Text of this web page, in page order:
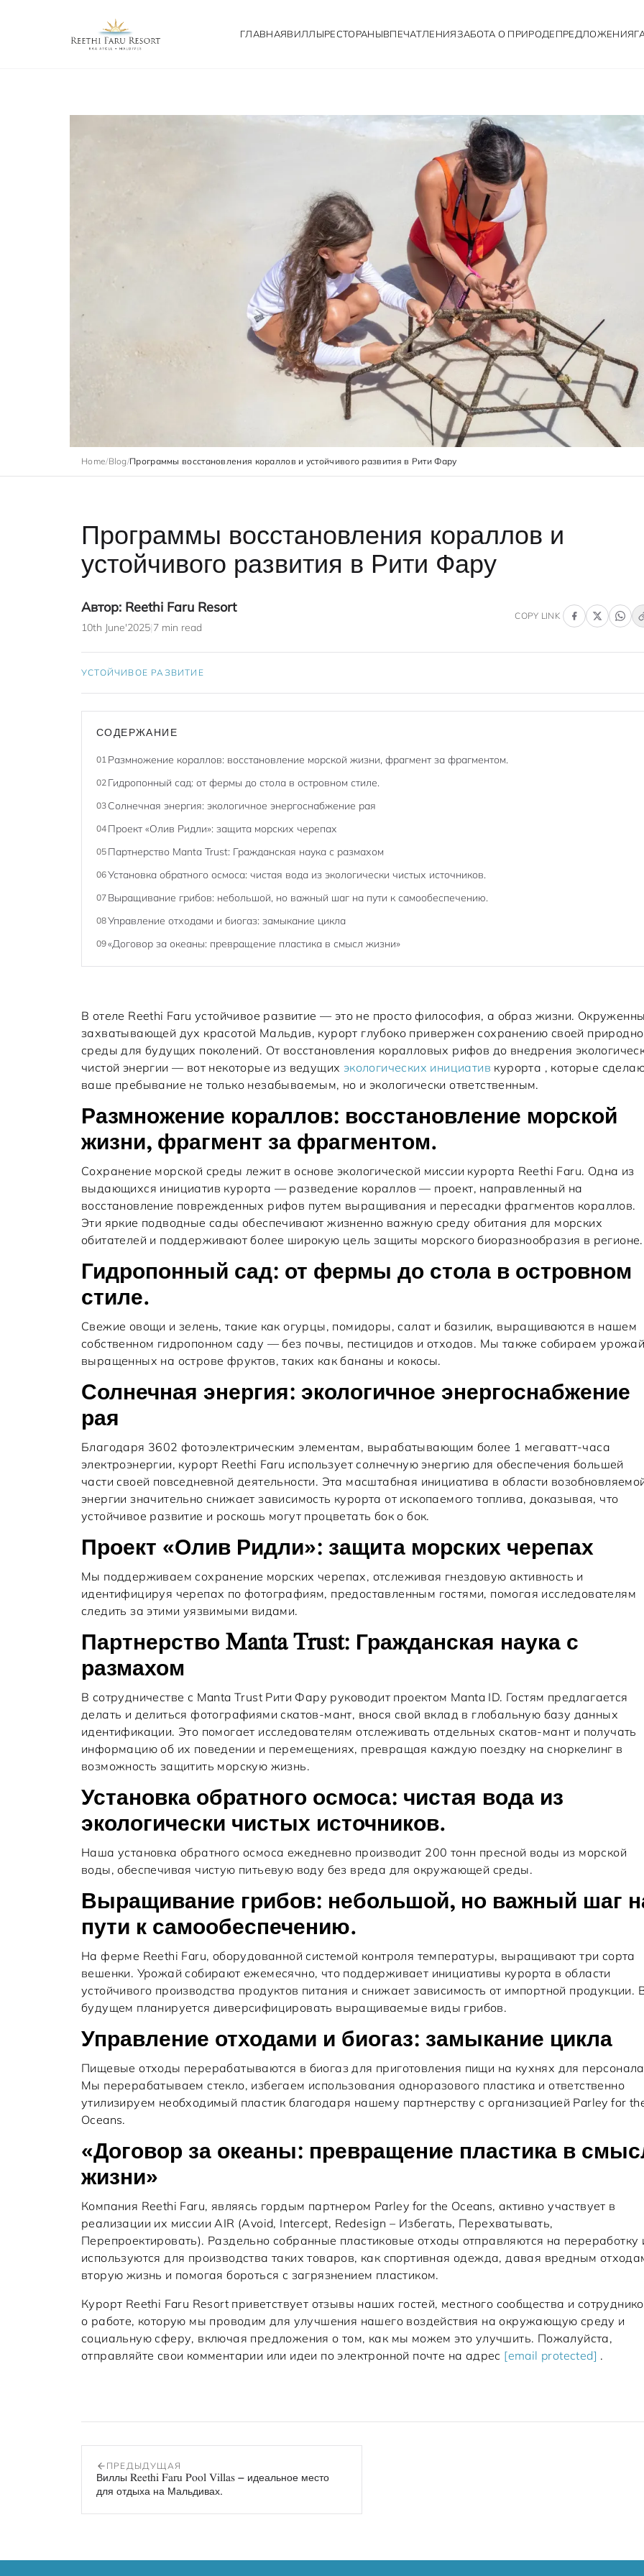
ГЛАВНАЯВИЛЛЫРЕСТОРАНЫВПЕЧАТЛЕНИЯЗАБОТА О ПРИРОДЕПРЕДЛОЖЕНИЯ
Home/Blog/Программы восстановления кораллов и устойчивого развития в Рити Фару
Программы восстановления кораллов и
устойчивого развития в Рити Фару
Автор: Reethi Faru Resort
10th June'2025|7 min read
COPY LINK
УСТОЙЧИВОЕ РАЗВИТИЕ
СОДЕРЖАНИЕ
01 Размножение кораллов: восстановление морской жизни, фрагмент за фрагментом.
02 Гидропонный сад: от фермы до стола в островном стиле.
03 Солнечная энергия: экологичное энергоснабжение рая
04 Проект «Олив Ридли»: защита морских черепах
05 Партнерство Manta Trust: Гражданская наука с размахом
06Установка обратного осмоса: чистая вода из экологически чистых источников.
07 Выращивание грибов: небольшой, но важный шаг на пути к самообеспечению.
08Управление отходами и биогаз: замыкание цикла
09«Договор за океаны: превращение пластика в смысл жизни»
В отеле Reethi Faru устойчивое развитие — это не просто философия, а образ жизни.
захватывающей дух красотой Мальдив, курорт глубоко привержен сохранению своей
среды для будущих поколений. От восстановления коралловых рифов до внедрения
чистой энергии — вот некоторые из ведущих экологических инициатив курорта , которые
ваше пребывание не только незабываемым, но и экологически ответственным.
Размножение кораллов: восстановление морской
жизни, фрагмент за фрагментом.
Сохранение морской среды лежит в основе экологической миссии курорта Reethi Faru. Одна из
выдающихся инициатив курорта — разведение кораллов — проект, направленный на
восстановление поврежденных рифов путем выращивания и пересадки фрагментов кораллов.
Эти яркие подводные сады обеспечивают жизненно важную среду обитания для морских
обитателей и поддерживают более широкую цель защиты морского биоразнообразия в регионе.
Гидропонный сад: от фермы до стола в островном
стиле.
Свежие овощи и зелень, такие как огурцы, помидоры, салат и базилик, выращиваются в нашем
собственном гидропонном саду — без почвы, пестицидов и отходов. Мы также собираем
выращенных на острове фруктов, таких как бананы и кокосы.
Солнечная энергия: экологичное энергоснабжение
рая
Благодаря 3602 фотоэлектрическим элементам, вырабатывающим более 1 мегаватт-часа
электроэнергии, курорт Reethi Faru использует солнечную энергию для обеспечения большей
части своей повседневной деятельности. Эта масштабная инициатива в области
энергии значительно снижает зависимость курорта от ископаемого топлива, доказывая, что
устойчивое развитие и роскошь могут процветать бок о бок.
Проект «Олив Ридли»: защита морских черепах
Мы поддерживаем сохранение морских черепах, отслеживая гнездовую активность и
идентифицируя черепах по фотографиям, предоставленным гостями, помогая исследователям
следить за этими уязвимыми видами.
Партнерство Manta Trust: Гражданская наука с
размахом
В сотрудничестве с Manta Trust Рити Фару руководит проектом Manta ID. Гостям предлагается
делать и делиться фотографиями скатов-мант, внося свой вклад в глобальную базу данных
идентификации. Это помогает исследователям отслеживать отдельных скатов-мант и получать
информацию об их поведении и перемещениях, превращая каждую поездку на сноркелинг в
возможность защитить морскую жизнь.
Установка обратного осмоса: чистая вода из
экологически чистых источников.
Наша установка обратного осмоса ежедневно производит 200 тонн пресной воды из морской
воды, обеспечивая чистую питьевую воду без вреда для окружающей среды.
Выращивание грибов: небольшой, но важный шаг
пути к самообеспечению.
На ферме Reethi Faru, оборудованной системой контроля температуры, выращивают три сорта
вешенки. Урожай собирают ежемесячно, что поддерживает инициативы курорта в области
устойчивого производства продуктов питания и снижает зависимость от импортной продукции.
будущем планируется диверсифицировать выращиваемые виды грибов.
Управление отходами и биогаз: замыкание цикла
Пищевые отходы перерабатываются в биогаз для приготовления пищи на кухнях для
Мы перерабатываем стекло, избегаем использования одноразового пластика и ответственно
утилизируем необходимый пластик благодаря нашему партнерству с организацией Parley for
Oceans.
«Договор за океаны: превращение пластика в
жизни»
Компания Reethi Faru, являясь гордым партнером Parley for the Oceans, активно участвует в
реализации их миссии AIR (Avoid, Intercept, Redesign – Избегать, Перехватывать,
Перепроектировать). Раздельно собранные пластиковые отходы отправляются на переработку
используются для производства таких товаров, как спортивная одежда, давая вредным
вторую жизнь и помогая бороться с загрязнением пластиком.
Курорт Reethi Faru Resort приветствует отзывы наших гостей, местного сообщества и
о работе, которую мы проводим для улучшения нашего воздействия на окружающую среду и
социальную сферу, включая предложения о том, как мы можем это улучшить. Пожалуйста,
отправляйте свои комментарии или идеи по электронной почте на адрес [email protected] .
ПРЕДЫДУЩАЯ
Виллы Reethi Faru Pool Villas – идеальное место
для отдыха на Мальдивах.